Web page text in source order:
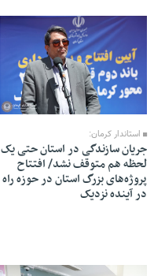
استاندار کرمان:
جریان سازندگی در استان حتی یک
لحظه هم متوقف نشد/ افتتاح
پروژه‌های بزرگ استان در حوزه راه
در آینده نزدیک